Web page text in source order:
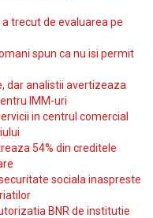
trecut de evaluarea pe
spun ca nu isi permit
dar analistii avertizeaza
IMM-uri
in centrul comercial
54% din creditele
sociala inaspreste
BNR de institutie